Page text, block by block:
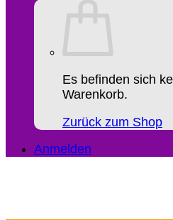
Es befinden sich
Warenkorb.
Zurück zum Shop
Anmelden